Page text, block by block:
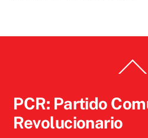
To
PCR: Partido
Revolucionario